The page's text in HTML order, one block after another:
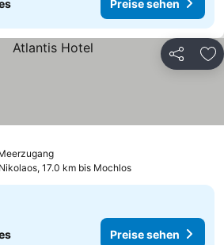
Preise sehen
Teilen
17.0 km bis Mochlos
Preise sehen